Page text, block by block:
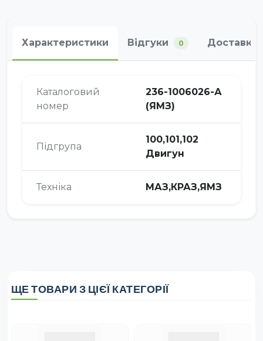
Характеристики Відгуки 0 Доставка
Каталоговий
номер
236-1006026-А
(ЯМЗ)
Підгрупа
100,101,102
Двигун
Техніка МАЗ,КРАЗ,ЯМЗ
ЩЕ ТОВАРИ З ЦІЄЇ КАТЕГОРІЇ